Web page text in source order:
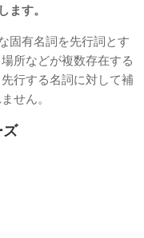
ます。
固有名詞を先行詞とす
所などが複数存在する
行する名詞に対して補
せん。
ズ